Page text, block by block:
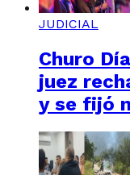
JUDICIAL
Churo
juez
y se fijó